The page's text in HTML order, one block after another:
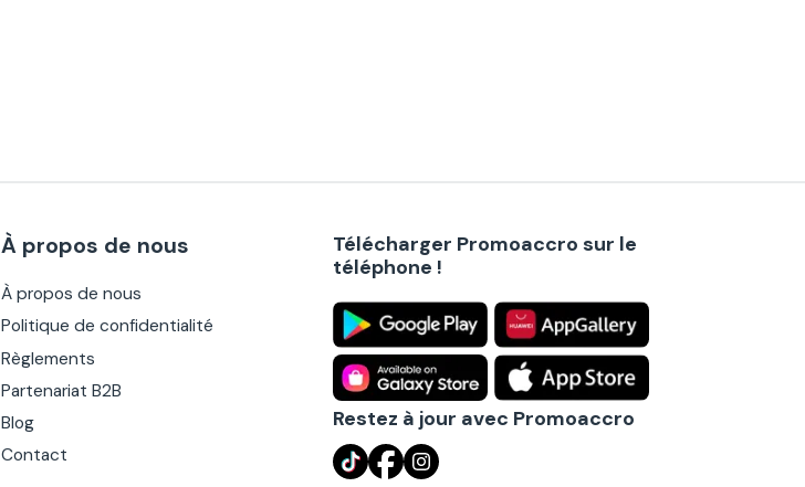
À propos de nous
À propos de nous
Politique de confidentialité
Règlements
Partenariat B2B
Blog
Contact
Télécharger Promoaccro sur le
téléphone !
Restez à jour avec Promoaccro